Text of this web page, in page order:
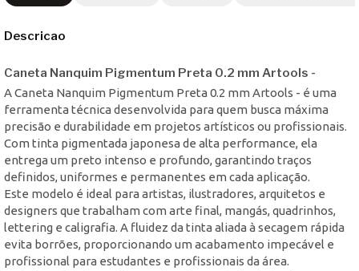
Descricao
Caneta Nanquim Pigmentum Preta 0.2 mm Artools -
A Caneta Nanquim Pigmentum Preta 0.2 mm Artools - é uma
ferramenta técnica desenvolvida para quem busca máxima
precisão e durabilidade em projetos artísticos ou profissionais.
Com tinta pigmentada japonesa de alta performance, ela
entrega um preto intenso e profundo, garantindo traços
definidos, uniformes e permanentes em cada aplicação.
Este modelo é ideal para artistas, ilustradores, arquitetos e
designers que trabalham com arte final, mangás, quadrinhos,
lettering e caligrafia. A fluidez da tinta aliada à secagem rápida
evita borrões, proporcionando um acabamento impecável e
profissional para estudantes e profissionais da área.